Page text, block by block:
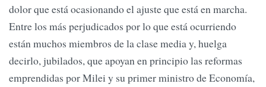
dolor que está ocasionando el ajuste que está en marcha.
Entre los más perjudicados por lo que está ocurriendo
están muchos miembros de la clase media y, huelga
decirlo, jubilados, que apoyan en principio las reformas
emprendidas por Milei y su primer ministro de Economía,